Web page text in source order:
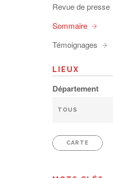
Revue de presse
Sommaire
Témoignages
LIEUX
Département
CARTE